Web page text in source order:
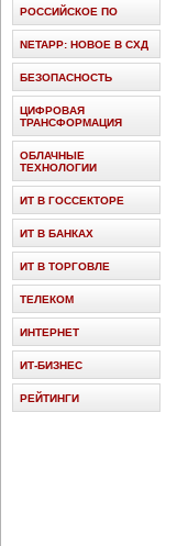
РОССИЙСКОЕ ПО
NETAPP: НОВОЕ В СХД
БЕЗОПАСНОСТЬ
ЦИФРОВАЯ
ТРАНСФОРМАЦИЯ
ОБЛАЧНЫЕ
ТЕХНОЛОГИИ
ИТ В ГОССЕКТОРЕ
ИТ В БАНКАХ
ИТ В ТОРГОВЛЕ
ТЕЛЕКОМ
ИНТЕРНЕТ
ИТ-БИЗНЕС
РЕЙТИНГИ